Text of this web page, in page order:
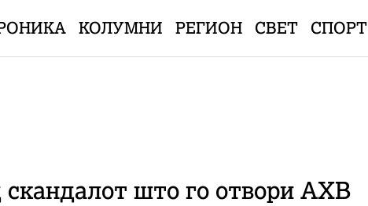
КОЛУМНИ РЕГИОН СВЕТ СПОРТ
скандалот што го отвори АХВ